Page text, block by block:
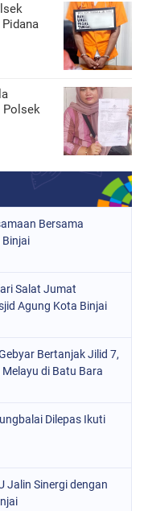
Polsek
Bersama
Binjai
Salat Jumat
Agung Kota Binjai
Bertanjak Jilid 7,
di Batu Bara
Dilepas Ikuti
Jalin Sinergi dengan